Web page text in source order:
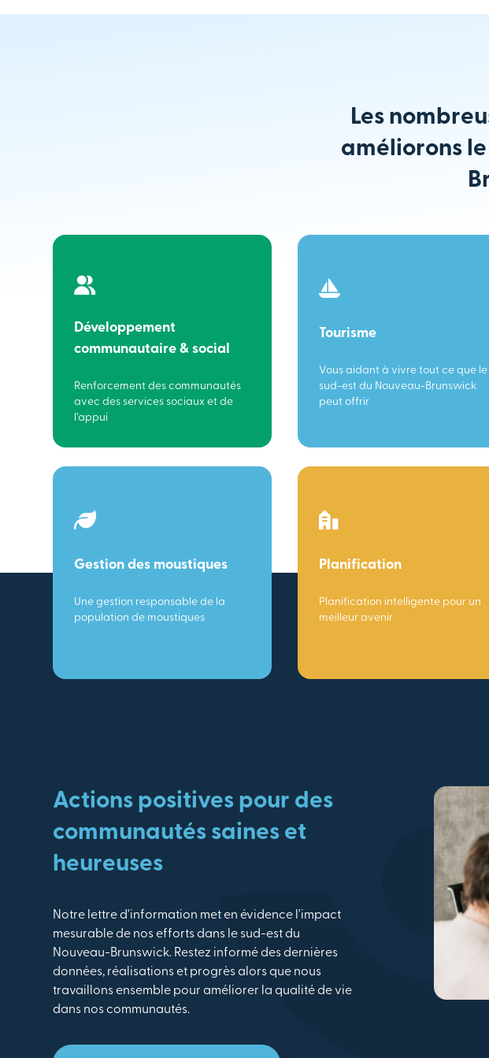
Les
améliorons
Développement
communautaire & social
Renforcement des communautés
avec des services sociaux et de
l’appui
Tourisme
Vous aidant à vivre tout ce que le
sud-est du Nouveau-Brunswick
peut offrir
Gestion des moustiques
Une gestion responsable de la
population de moustiques
Planification
Planification intelligente pour un
meilleur avenir
Actions positives pour des
communautés saines et
heureuses
Notre lettre d'information met en évidence l'impact
mesurable de nos efforts dans le sud-est du
Nouveau-Brunswick. Restez informé des dernières
données, réalisations et progrès alors que nous
travaillons ensemble pour améliorer la qualité de vie
dans nos communautés.